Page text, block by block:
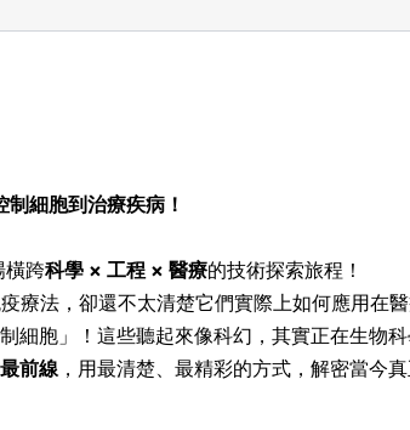
細胞到治療疾病！
橫跨科學 × 工程 × 醫療的技術探索旅程！
療法，卻還不太清楚它們實際上如何應用在
細胞」！這些聽起來像科幻，其實正在生物
前線 ，用最清楚、最精彩的方式，解密當今